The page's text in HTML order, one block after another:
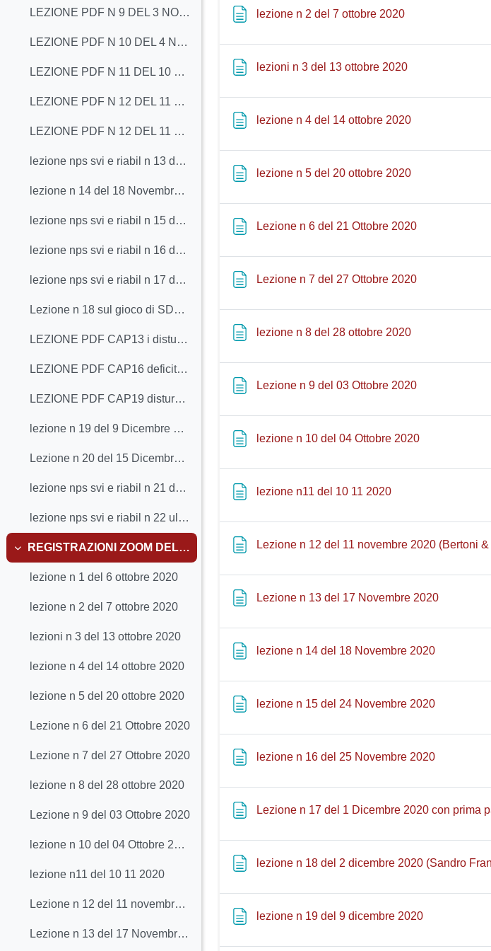
LEZIONE PDF N 9 DEL 3 NOVEMBRE 2020
LEZIONE PDF N 10 DEL 4 NOVEMBRE 2020
LEZIONE PDF N 11 DEL 10 NOVEMBRE 2020 CAP 9 BERTONI
LEZIONE PDF N 12 DEL 11 NOVEMBRE 2020 CAP 10 BERTONI
LEZIONE PDF N 12 DEL 11 NOVEMBRE 2020 3 SLIDES FACO
lezione nps svi e riabil n 13 del 17 Novembre 2020 a tutta dislessia
lezione n 14 del 18 Novembre 2020 studi longitudinali dislessia
lezione nps svi e riabil n 15 del 24 Novembre 2020 action video games e dislessia
lezione nps svi e riabil n 16 del 25 Novembre 2020 sempre action nella dislessia
lezione nps svi e riabil n 17 del 1 Dicembre 2020 Prevenzione dislessia perceptual learning stimolazione elettrica transcranica e AVG discalculia
Lezione n 18 sul gioco di SDG Sandro Franceschini del 1 e 2 Dicembre 2020
LEZIONE PDF CAP13 i disturbi del sistema dei numeri e del calcolo Bertoni
LEZIONE PDF CAP16 deficit visuo-spaziali e visuo-costruttivi in età evolutiva Bertoni
LEZIONE PDF CAP19 disturbo da deficit di attenzione e iperattività Bertoni
lezione n 19 del 9 Dicembre 2020
Lezione n 20 del 15 Dicembre 2020 Genetica della dislessia Sara Mascheretti
lezione nps svi e riabil n 21 del 16 dicembre 2020 discalculia e inizio autismo
lezione nps svi e riabil n 22 ultima del 22 dicembre 2020 percezione e attenzione nellautismo
Minimizza
REGISTRAZIONI ZOOM DELLE LEZIONI
lezione n 1 del 6 ottobre 2020
lezione n 2 del 7 ottobre 2020
lezioni n 3 del 13 ottobre 2020
lezione n 4 del 14 ottobre 2020
lezione n 5 del 20 ottobre 2020
Lezione n 6 del 21 Ottobre 2020
Lezione n 7 del 27 Ottobre 2020
lezione n 8 del 28 ottobre 2020
Lezione n 9 del 03 Ottobre 2020
lezione n 10 del 04 Ottobre 2020
lezione n11 del 10 11 2020
Lezione n 12 del 11 novembre 2020 (Bertoni & Faco)
Lezione n 13 del 17 Novembre 2020
lezione n 2 del 7 ottobre 2020Pagina
lezioni n 3 del 13 ottobre 2020Pagina
lezione n 4 del 14 ottobre 2020Pagina
lezione n 5 del 20 ottobre 2020Pagina
Lezione n 6 del 21 Ottobre 2020Pagina
Lezione n 7 del 27 Ottobre 2020Pagina
lezione n 8 del 28 ottobre 2020Pagina
Lezione n 9 del 03 Ottobre 2020Pagina
lezione n 10 del 04 Ottobre 2020Pagina
lezione n11 del 10 11 2020Pagina
Lezione n 12 del 11 novembre 2020 (Bertoni
Lezione n 13 del 17 Novembre 2020Pagina
lezione n 14 del 18 Novembre 2020Pagina
lezione n 15 del 24 Novembre 2020Pagina
lezione n 16 del 25 Novembre 2020Pagina
Lezione n 17 del 1 Dicembre 2020 con prima
lezione n 18 del 2 dicembre 2020 (Sandro
lezione n 19 del 9 dicembre 2020Pagina